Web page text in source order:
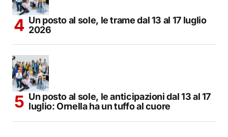
Un posto al sole, le trame dal 13 al 17 luglio
2026
Un posto al sole, le anticipazioni dal 13 al 17
luglio: Ornella ha un tuffo al cuore